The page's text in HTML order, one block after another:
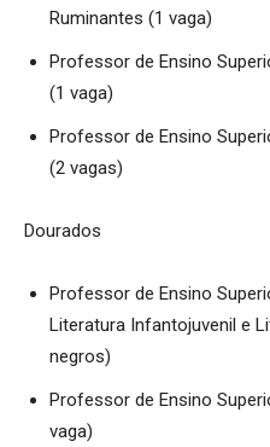
Ruminantes (1 vaga)
Professor de Ensino
(1 vaga)
Professor de Ensino
(2 vagas)
Dourados
Professor de Ensino
Literatura Infantojuvenil e
negros)
Professor de Ensino
vaga)